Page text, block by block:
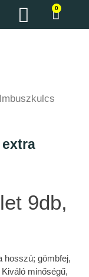
0
9db,
hosszú; gömbfej,
Kiváló minőségű,